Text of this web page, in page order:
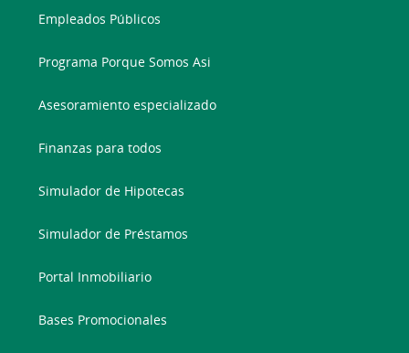
Empleados Públicos
Programa Porque Somos Asi
Asesoramiento especializado
Finanzas para todos
Simulador de Hipotecas
Simulador de Préstamos
Portal Inmobiliario
Bases Promocionales